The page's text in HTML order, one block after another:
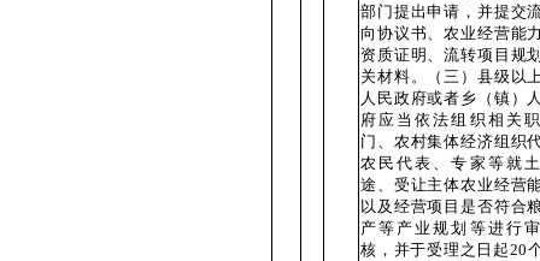
部门提出申请，并提交
向协议书、农业经营能
资质证明、流转项目规
关材料。（三）县级以
人民政府或者乡（镇）
府应当依法组织相关
门、农村集体经济组织
农民代表、专家等就
途、受让主体农业经营
以及经营项目是否符合
产等产业规划等进行
核，并于受理之日起20